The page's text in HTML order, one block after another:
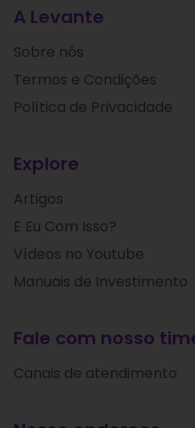
A Levante
Sobre nós
Termos e Condições
Política de Privacidade
Explore
Artigos
E Eu Com Isso?
Vídeos no Youtube
Manuais de Investimento
Fale com nosso
Canais de atendimento